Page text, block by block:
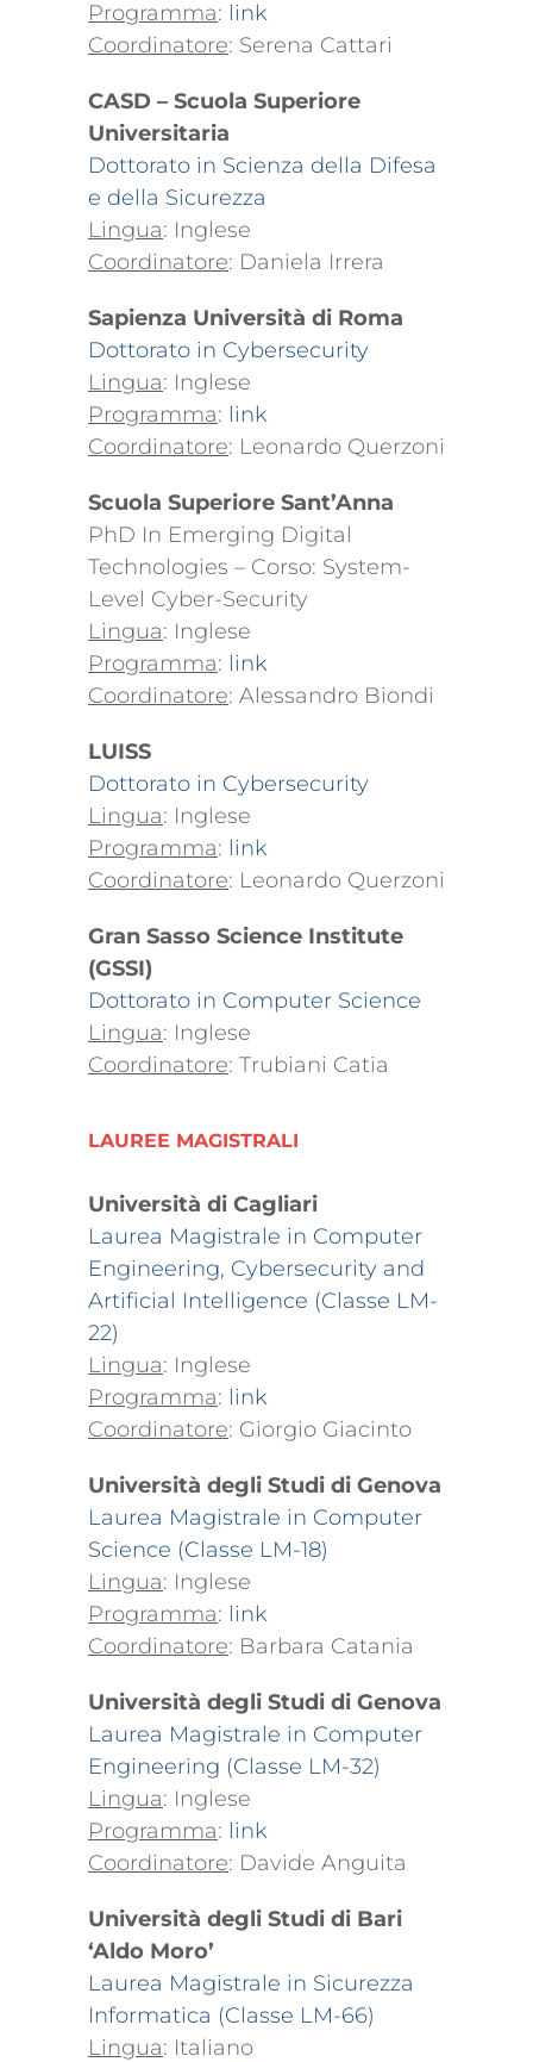
Programma: link
Coordinatore: Serena Cattari
CASD – Scuola Superiore
Universitaria
Dottorato in Scienza della Difesa
e della Sicurezza
Lingua: Inglese
Coordinatore: Daniela Irrera
Sapienza Università di Roma
Dottorato in Cybersecurity
Lingua: Inglese
Programma: link
Coordinatore: Leonardo Querzoni
Scuola Superiore Sant’Anna
PhD In Emerging Digital
Technologies – Corso: System-
Level Cyber-Security
Lingua: Inglese
Programma: link
Coordinatore: Alessandro Biondi
LUISS
Dottorato in Cybersecurity
Lingua: Inglese
Programma: link
Coordinatore: Leonardo Querzoni
Gran Sasso Science Institute
(GSSI)
Dottorato in Computer Science
Lingua: Inglese
Coordinatore: Trubiani Catia
LAUREE MAGISTRALI
Università di Cagliari
Laurea Magistrale in Computer
Engineering, Cybersecurity and
Artificial Intelligence (Classe LM-
22)
Lingua: Inglese
Programma: link
Coordinatore: Giorgio Giacinto
Università degli Studi di Genova
Laurea Magistrale in Computer
Science (Classe LM-18)
Lingua: Inglese
Programma: link
Coordinatore: Barbara Catania
Università degli Studi di Genova
Laurea Magistrale in Computer
Engineering (Classe LM-32)
Lingua: Inglese
Programma: link
Coordinatore: Davide Anguita
Università degli Studi di Bari
‘Aldo Moro’
Laurea Magistrale in Sicurezza
Informatica (Classe LM-66)
Lingua: Italiano